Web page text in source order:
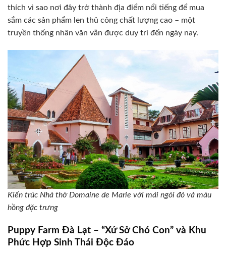
thích vì sao nơi đây trở thành địa điểm nổi tiếng để mua
sắm các sản phẩm len thủ công chất lượng cao – một
truyền thống nhân văn vẫn được duy trì đến ngày nay.
Kiến trúc Nhà thờ Domaine de Marie với mái ngói đỏ và màu
hồng đặc trưng
Puppy Farm Đà Lạt – “Xứ Sở Chó Con” và Khu
Phức Hợp Sinh Thái Độc Đáo